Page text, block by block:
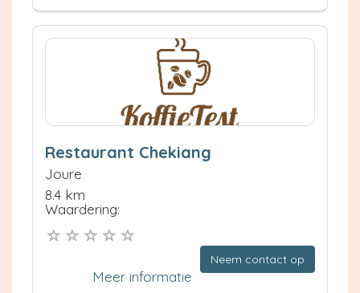
Restaurant Chekiang
Joure
8.4 km
Waardering:
Neem contact op
Meer informatie